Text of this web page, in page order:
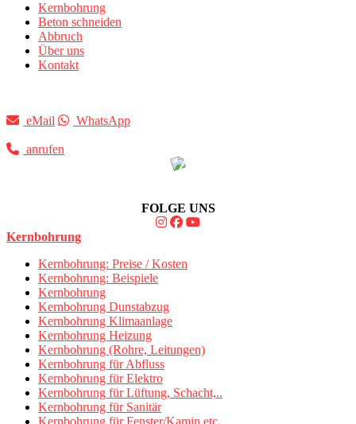
Kernbohrung
Beton schneiden
Abbruch
Über uns
Kontakt
eMail WhatsApp
anrufen
FOLGE UNS
Kernbohrung
Kernbohrung: Preise / Kosten
Kernbohrung: Beispiele
Kernbohrung
Kernbohrung Dunstabzug
Kernbohrung Klimaanlage
Kernbohrung Heizung
Kernbohrung (Rohre, Leitungen)
Kernbohrung für Abfluss
Kernbohrung für Elektro
Kernbohrung für Lüftung, Schacht,..
Kernbohrung für Sanitär
Kernbohrung für Fenster/Kamin etc.